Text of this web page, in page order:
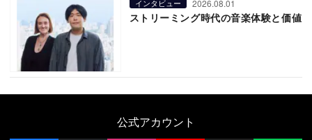
インタビュー 2026.08.01
ストリーミング時代の音楽体験と価値
公式アカウント